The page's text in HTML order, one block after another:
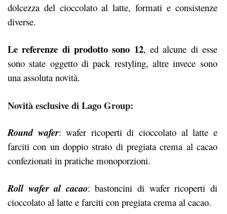
dolcezza del cioccolato al latte, formati e consistenze
diverse.
Le referenze di prodotto sono 12, ed alcune di esse
sono state oggetto di pack restyling, altre invece sono
una assoluta novità.
Novità esclusive di Lago Group:
Round wafer: wafer ricoperti di cioccolato al latte e
farciti con un doppio strato di pregiata crema al cacao
confezionati in pratiche monoporzioni.
Roll wafer al cacao: bastoncini di wafer ricoperti di
cioccolato al latte e farciti con pregiata crema al cacao.